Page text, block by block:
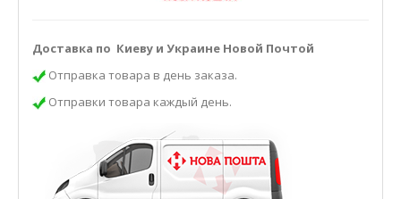
Доставка по Киеву и Украине Новой Почтой
Отправка товара в день заказа.
Отправки товара каждый день.